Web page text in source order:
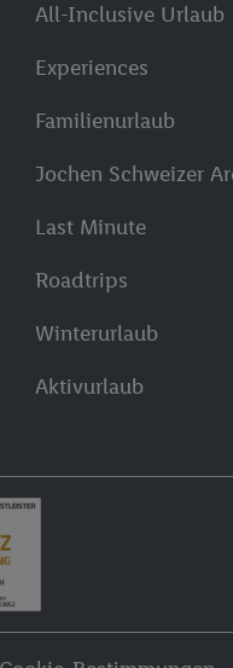
All-Inclusive Urlaub
Experiences
Familienurlaub
Jochen Schweizer
Last Minute
Roadtrips
Winterurlaub
Aktivurlaub